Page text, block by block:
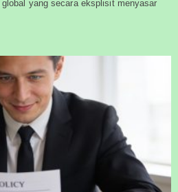
yang secara eksplisit menyasar